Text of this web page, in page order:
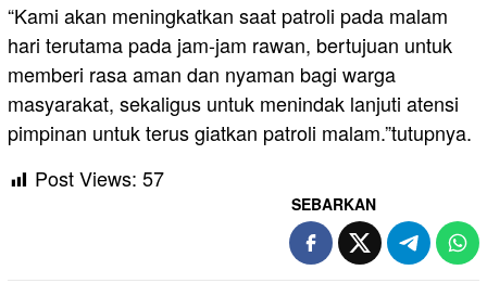
“Kami akan meningkatkan saat patroli pada malam
hari terutama pada jam-jam rawan, bertujuan untuk
memberi rasa aman dan nyaman bagi warga
masyarakat, sekaligus untuk menindak lanjuti atensi
pimpinan untuk terus giatkan patroli malam.”tutupnya.
Post Views: 57
SEBARKAN